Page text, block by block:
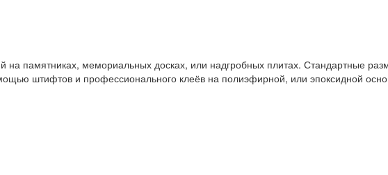
на памятниках, мемориальных досках, или надгробных плитах. Стандартные
штифтов и профессионального клеёв на полиэфирной, или эпоксидной